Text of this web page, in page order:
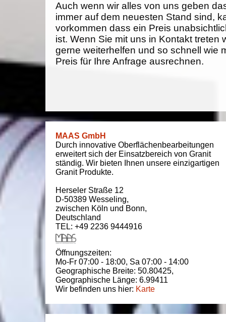
Auch wenn wir alles von uns geben
immer auf dem neuesten Stand sind,
vorkommen dass ein Preis
ist. Wenn Sie mit uns in Kontakt treten
gerne weiterhelfen und so schnell wie
Preis für Ihre Anfrage ausrechnen.
MAAS GmbH
Durch innovative Oberflächenbearbeitungen
erweitert sich der Einsatzbereich von Granit
ständig. Wir bieten Ihnen unsere einzigartigen
Granit Produkte.
Herseler Straße 12
D-50389 Wesseling,
zwischen Köln und Bonn,
Deutschland
TEL: +49 2236 9444916
Öffnungszeiten:
Mo-Fr 07:00 - 18:00, Sa 07:00 - 14:00
Geographische Breite: 50.80425,
Geographische Länge: 6.99411
Wir befinden uns hier: Karte